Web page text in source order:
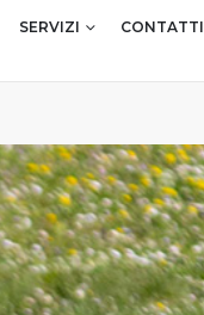
SERVIZI CONTATTI